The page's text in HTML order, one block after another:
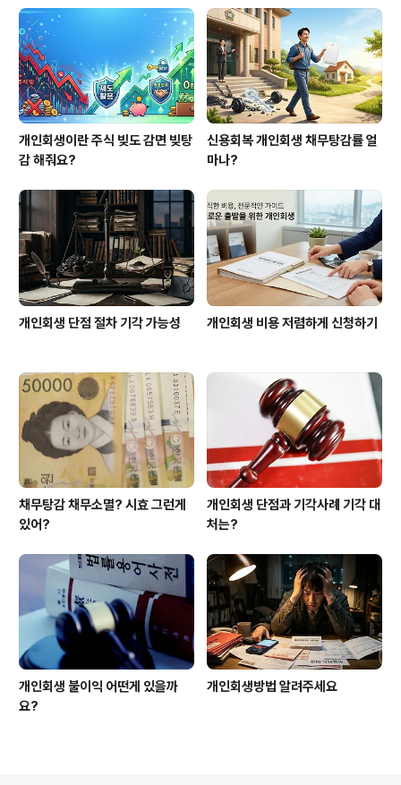
은 아닙니다. 다만, 채권자목록에 있는 신용카드사는 더이
상 신용카드를 발급해 주지 않으니 거기만 피해서 이용하
면 됩니다. 가장 큰 불이익은 개인회생을 하는걸 알바하는
사장님이나 일하는 ..
개인회생이란 주식 빚도 감면 빚탕
감 해줘요?
신용회복 개인회생 채무탕감률 얼
마나?
개인회생 단점 절차 기각 가능성 개인회생 비용 저렴하게 신청하기
채무탕감 채무소멸? 시효 그런게
있어?
개인회생 단점과 기각사례 기각 대
처는?
개인회생 불이익 어떤게 있을까
요?
개인회생방법 알려주세요